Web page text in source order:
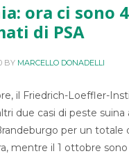
ora ci sono
di PSA
BY MARCELLO DONADELLI
il Friedrich-Loeffler-
due casi di peste suina
per un totale
mentre il 1 ottobre sono